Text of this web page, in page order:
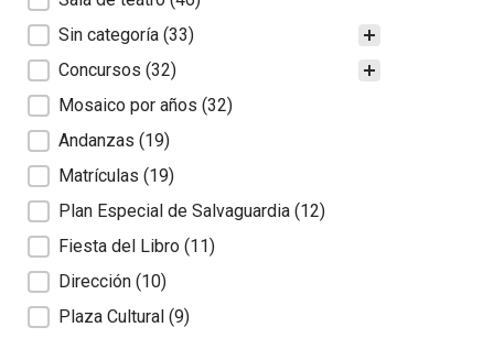
Sin categoría (33)
Concursos (32)
Mosaico por años (32)
Andanzas (19)
Matrículas (19)
Plan Especial de Salvaguardia (12)
Fiesta del Libro (11)
Dirección (10)
Plaza Cultural (9)